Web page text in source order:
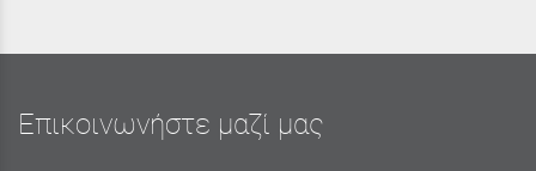
Επικοινωνήστε μαζί μας